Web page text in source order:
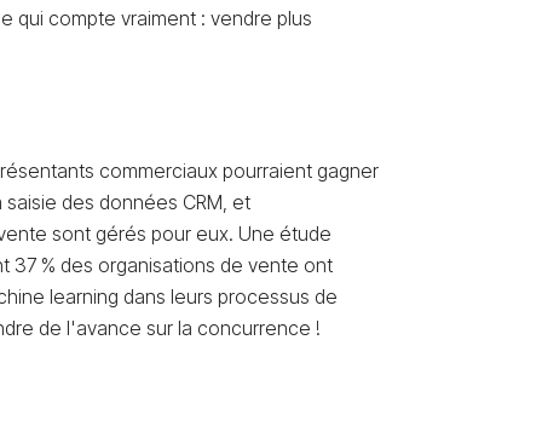
qui compte vraiment : vendre plus
commerciaux pourraient gagner
des données CRM, et
sont gérés pour eux. Une étude
37 % des organisations de vente ont
learning dans leurs processus de
de l'avance sur la concurrence !